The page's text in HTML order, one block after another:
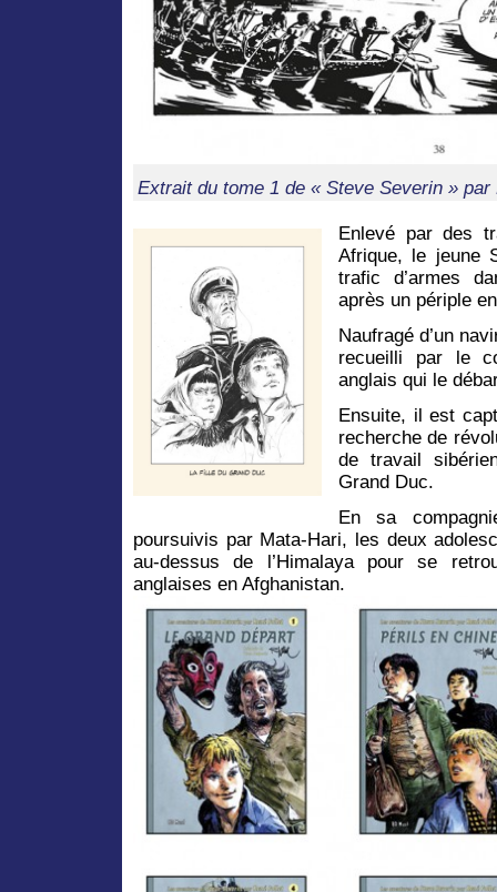
Extrait du tome 1 de « Steve Severin »
Enlevé par des
Afrique, le jeune
trafic d’armes
après un périple
Naufragé d’un
recueilli par le
anglais qui le
Ensuite, il est
recherche de
de travail
Grand Duc.
En sa
poursuivis par Mata-Hari, les deux
au-dessus de l’Himalaya pour se
anglaises en Afghanistan.